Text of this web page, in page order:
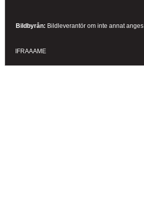
Bildbyrån: Bildleverantör om inte annat anges
IFRAAAME